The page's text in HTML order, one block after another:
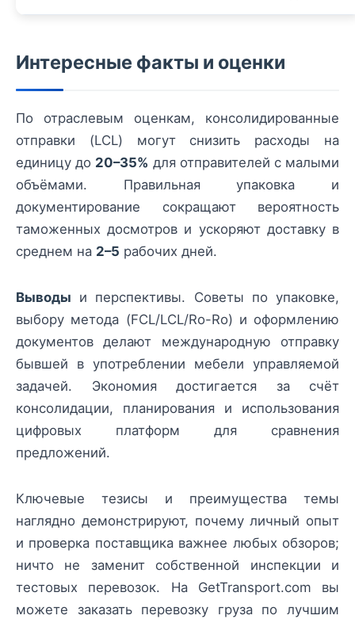
Интересные факты и оценки
По отраслевым оценкам, консолидированные
отправки (LCL) могут снизить расходы на
единицу до 20–35% для отправителей с малыми
объёмами. Правильная упаковка и
документирование сокращают вероятность
таможенных досмотров и ускоряют доставку в
среднем на 2–5 рабочих дней.
Выводы и перспективы. Советы по упаковке,
выбору метода (FCL/LCL/Ro-Ro) и оформлению
документов делают международную отправку
бывшей в употреблении мебели управляемой
задачей. Экономия достигается за счёт
консолидации, планирования и использования
цифровых платформ для сравнения
предложений.
Ключевые тезисы и преимущества темы
наглядно демонстрируют, почему личный опыт
и проверка поставщика важнее любых обзоров;
ничто не заменит собственной инспекции и
тестовых перевозок. На GetTransport.com вы
можете заказать перевозку груза по лучшим